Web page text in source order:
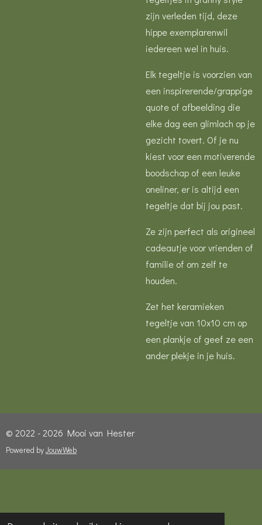
zijn verleden tijd, deze
hippe exemplarenwil
iedereen wel in huis.
Elk tegeltje is voorzien van
een inspirerende/grappige
quote of afbeelding die
elke dag een glimlach op je
gezicht tovert. Of je nu
kiest voor een motiverende
boodschap of een leuke
oneliner, er is altijd een
tegeltje dat bij jou past.
Ze zijn perfect als origineel
cadeautje voor vrienden of
familie of om zelf te
houden.
Zet het keramieken
tegeltje van 10x10 cm op
een plankje of geef ze een
ander plekje in je huis.
© 2022 - 2026 Mooi van Hester
Powered byJouwWeb